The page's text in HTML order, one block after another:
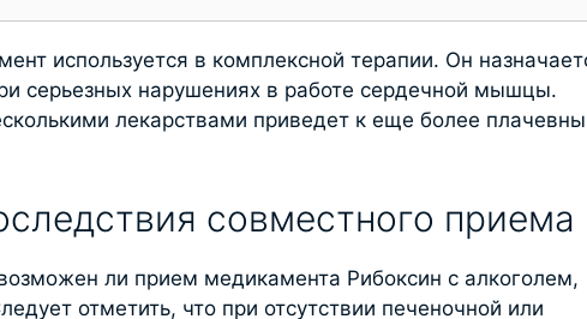
используется в комплексной терапии. Он
серьезных нарушениях в работе сердечной мышцы.
лекарствами приведет к еще более
совместного приема
ли прием медикамента Рибоксин с алкоголем,
отметить, что при отсутствии печеночной или